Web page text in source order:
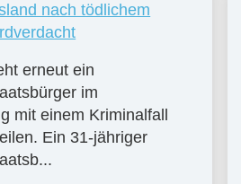
nach tödlichem
erneut ein
im
mit einem Kriminalfall
Ein 31-jähriger